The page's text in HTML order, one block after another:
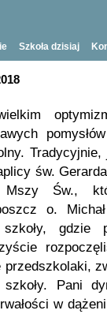
Szkoła dzisiaj
św.
Św.,
o.
gdzie
przedszkolaki,
Pani
w